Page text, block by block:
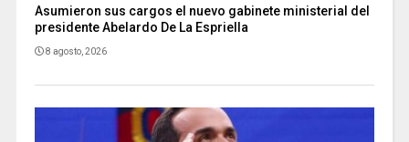
Asumieron sus cargos el nuevo gabinete ministerial del
presidente Abelardo De La Espriella
8 agosto, 2026